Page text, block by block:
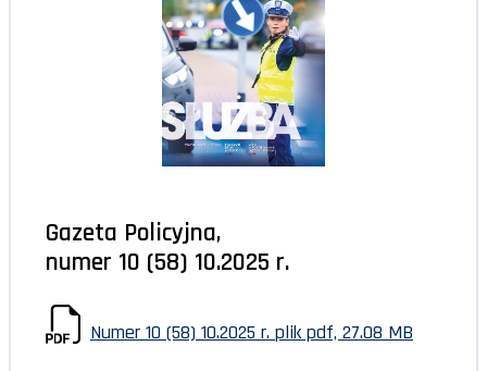
Gazeta Policyjna,
numer 10 (58) 10.2025 r.
Numer 10 (58) 10.2025 r. plik pdf, 27.08 MB